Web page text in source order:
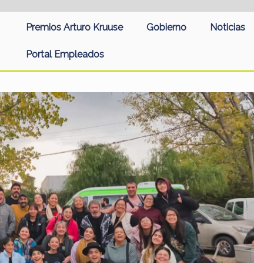
Premios Arturo Kruuse Gobierno Noticias
Portal Empleados